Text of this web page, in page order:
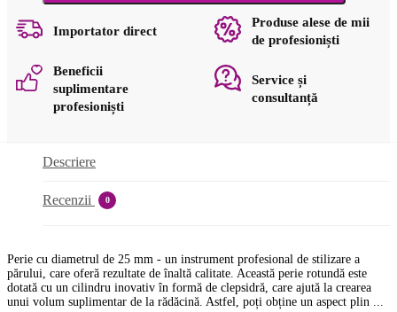
Importator direct
Produse alese de mii
de profesioniști
Beneficii
suplimentare
profesioniști
Service și
consultanță
Descriere
Recenzii 0
Perie cu diametrul de 25 mm - un instrument profesional de stilizare a
părului, care oferă rezultate de înaltă calitate. Această perie rotundă este
dotată cu un cilindru inovativ în formă de clepsidră, care ajută la crearea
unui volum suplimentar de la rădăcină. Astfel, poți obține un aspect plin ...